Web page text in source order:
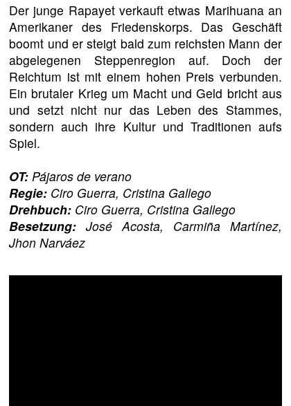
Der junge Rapayet verkauft etwas Marihuana an
Amerikaner des Friedenskorps. Das Geschäft
boomt und er steigt bald zum reichsten Mann der
abgelegenen Steppenregion auf. Doch der
Reichtum ist mit einem hohen Preis verbunden.
Ein brutaler Krieg um Macht und Geld bricht aus
und setzt nicht nur das Leben des Stammes,
sondern auch ihre Kultur und Traditionen aufs
Spiel.
OT: Pájaros de verano
Regie: Ciro Guerra, Cristina Gallego
Drehbuch: Ciro Guerra, Cristina Gallego
Besetzung: José Acosta, Carmiña Martínez,
Jhon Narváez